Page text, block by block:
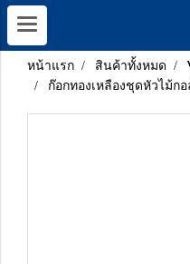
หน้าแรก สินค้าทั้งหมด
ก๊อกทองเหลืองชุดหัวไม้ก